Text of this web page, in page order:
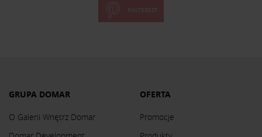
PINTEREST
GRUPA DOMAR
O Galerii Wnętrz Domar
OFERTA
Promocje